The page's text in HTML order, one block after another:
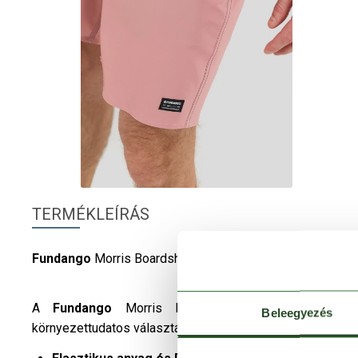
Beleegyezés
TERMÉKLEÍRÁS
Fundango Morris Boardshort – Kényelem és teljesítmény
A Fundango Morris Boardshort férfi
környezettudatos választás vízi sportokhoz és